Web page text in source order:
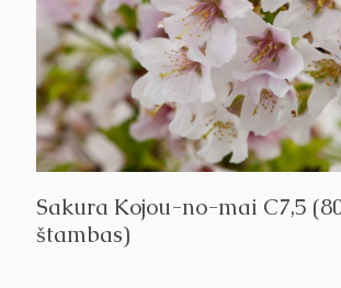
Sakura Kojou-no-mai C7,5
štambas)